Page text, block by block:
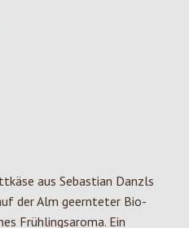
aus Sebastian Danzls
der Alm geernteter Bio-
Frühlingsaroma. Ein